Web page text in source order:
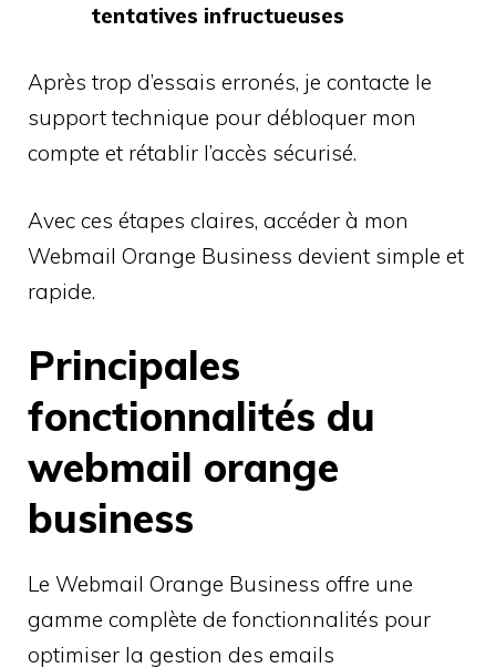
tentatives infructueuses
Après trop d’essais erronés, je contacte le
support technique pour débloquer mon
compte et rétablir l’accès sécurisé.
Avec ces étapes claires, accéder à mon
Webmail Orange Business devient simple et
rapide.
Principales
fonctionnalités du
webmail orange
business
Le Webmail Orange Business offre une
gamme complète de fonctionnalités pour
optimiser la gestion des emails